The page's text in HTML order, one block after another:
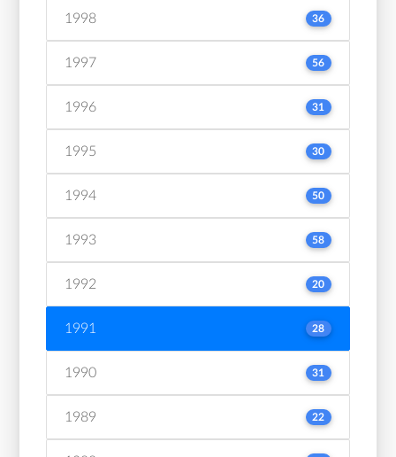
1998 36
1997 56
1996 31
1995 30
1994 50
1993 58
1992 20
1991 28
1990 31
1989 22